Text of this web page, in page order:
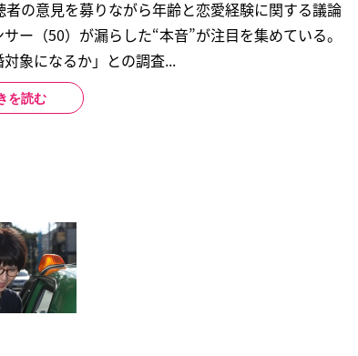
の意見を募りながら年齢と恋愛経験に関する議論
ー（50）が漏らした“本音”が注目を集めている。
象になるか」との調査...
を読む